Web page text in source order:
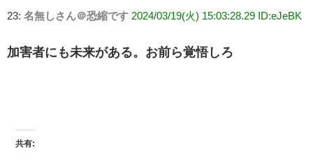
23: 名無しさん＠恐縮です 2024/03/19(火) 15:03:28.29 ID:eJeBK
加害者にも未来がある。お前ら覚悟しろ
共有: